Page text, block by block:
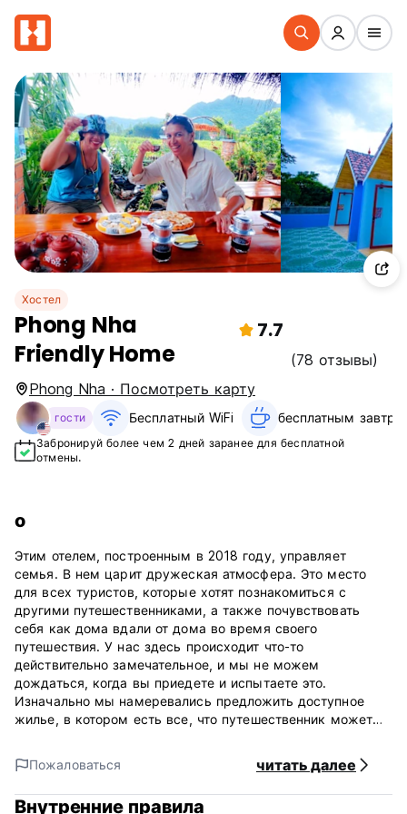
Хостел
Phong Nha
Friendly Home
7.7
(78 отзывы)
Phong Nha · Посмотреть карту
гости Бесплатный WiFi бесплатным
Забронируй более чем 2 дней заранее для бесплатной
отмены.
о
Этим отелем, построенным в 2018 году, управляет
семья. В нем царит дружеская атмосфера. Это место
для всех туристов, которые хотят познакомиться с
другими путешественниками, а также почувствовать
себя как дома вдали от дома во время своего
путешествия. У нас здесь происходит что-то
действительно замечательное, и мы не можем
дождаться, когда вы приедете и испытаете это.
Изначально мы намеревались предложить доступное
жилье, в котором есть все, что путешественник может
намерения чисты. Где можно найти человечность в
человечестве.
Мы предлагаем отдельные номера и общие номера
Пожаловаться читать далее
Внутренние правила